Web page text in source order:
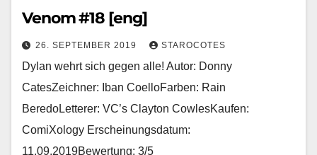
Venom #18 [eng]
26. SEPTEMBER 2019 STAROCOTES
Dylan wehrt sich gegen alle! Autor: Donny
CatesZeichner: Iban CoelloFarben: Rain
BeredoLetterer: VC’s Clayton CowlesKaufen:
ComiXology Erscheinungsdatum:
11.09.2019Bewertung: 3/5